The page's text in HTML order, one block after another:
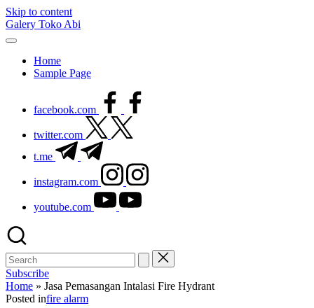
Skip to content
Galery Toko Abi
Home
Sample Page
facebook.com
twitter.com
t.me
instagram.com
youtube.com
Subscribe
Home » Jasa Pemasangan Intalasi Fire Hydrant
Posted infire alarm